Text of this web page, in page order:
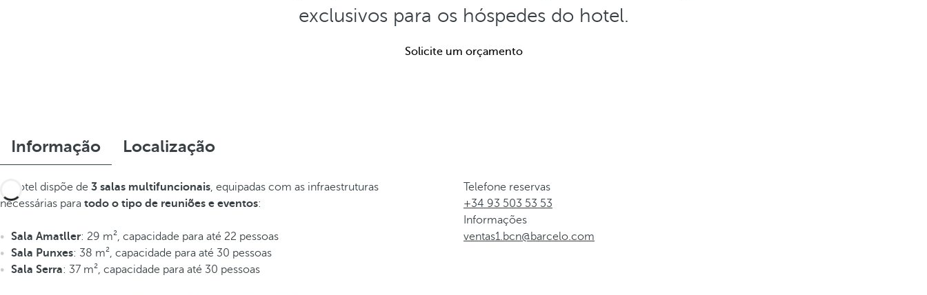
exclusivos para os hóspedes do hotel.
Solicite um orçamento
Informação Localização
O hotel dispõe de 3 salas multifuncionais, equipadas com as infraestruturas
necessárias para todo o tipo de reuniões e eventos:
Sala Amatller: 29 m², capacidade para até 22 pessoas
Sala Punxes: 38 m², capacidade para até 30 pessoas
Sala Serra: 37 m², capacidade para até 30 pessoas
Telefone reservas
+34 93 503 53 53
Informações
ventas1.bcn@barcelo.com